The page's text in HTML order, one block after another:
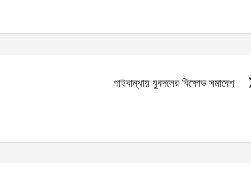
গাইবান্ধায় যুবদলের বিক্ষোভ সমাবেশ